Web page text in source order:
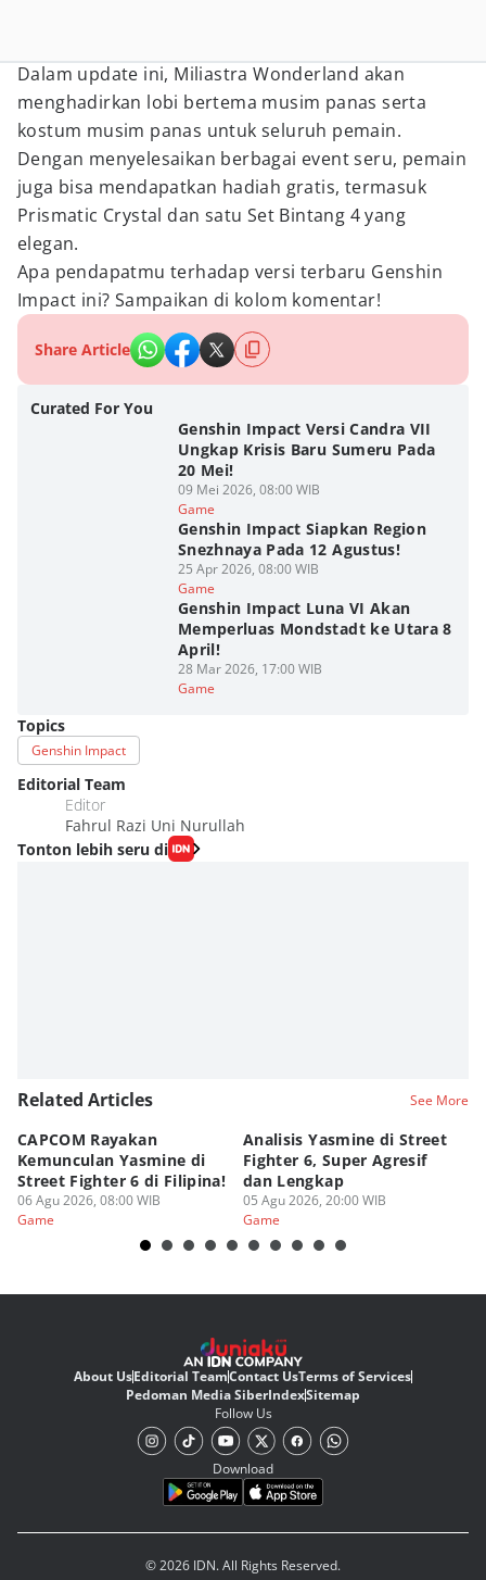
Dalam update ini, Miliastra Wonderland akan
menghadirkan lobi bertema musim panas serta
kostum musim panas untuk seluruh pemain.
Dengan menyelesaikan berbagai event seru, pemain
juga bisa mendapatkan hadiah gratis, termasuk
Prismatic Crystal dan satu Set Bintang 4 yang
elegan.
Apa pendapatmu terhadap versi terbaru Genshin
Impact ini? Sampaikan di kolom komentar!
Share Article
Curated For You
Genshin Impact Versi Candra VII
Ungkap Krisis Baru Sumeru Pada
20 Mei!
09 Mei 2026, 08:00 WIB
Game
Genshin Impact Siapkan Region
Snezhnaya Pada 12 Agustus!
25 Apr 2026, 08:00 WIB
Game
Genshin Impact Luna VI Akan
Memperluas Mondstadt ke Utara 8
April!
28 Mar 2026, 17:00 WIB
Game
Topics
Genshin Impact
Editorial Team
Editor
Fahrul Razi Uni Nurullah
Tonton lebih seru di
Related Articles See More
CAPCOM Rayakan
Kemunculan Yasmine di
Street Fighter 6 di Filipina!
06 Agu 2026, 08:00 WIB
Game
Analisis Yasmine di Street
Fighter 6, Super Agresif
dan Lengkap
05 Agu 2026, 20:00 WIB
Game
About UsEditorial TeamContact UsTerms of Services
Pedoman Media SiberIndexSitemap
Follow Us
Download
© 2026 IDN. All Rights Reserved.